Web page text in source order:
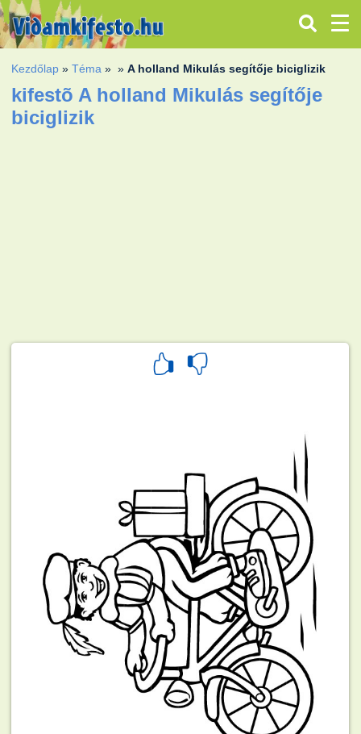
Kezdőlap »Téma » »A holland Mikulás segítője biciglizik
kifestõ A holland Mikulás segítője
biciglizik